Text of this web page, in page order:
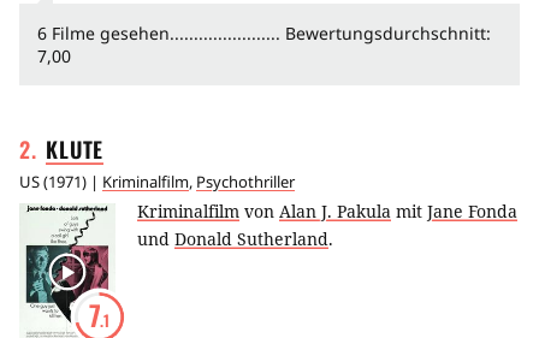
6 Filme gesehen....................... Bewertungsdurchschnitt:
7,00
2. KLUTE
US(1971) | Kriminalfilm, Psychothriller
7.1
Kriminalfilm von Alan J. Pakula mit Jane Fonda
und Donald Sutherland.